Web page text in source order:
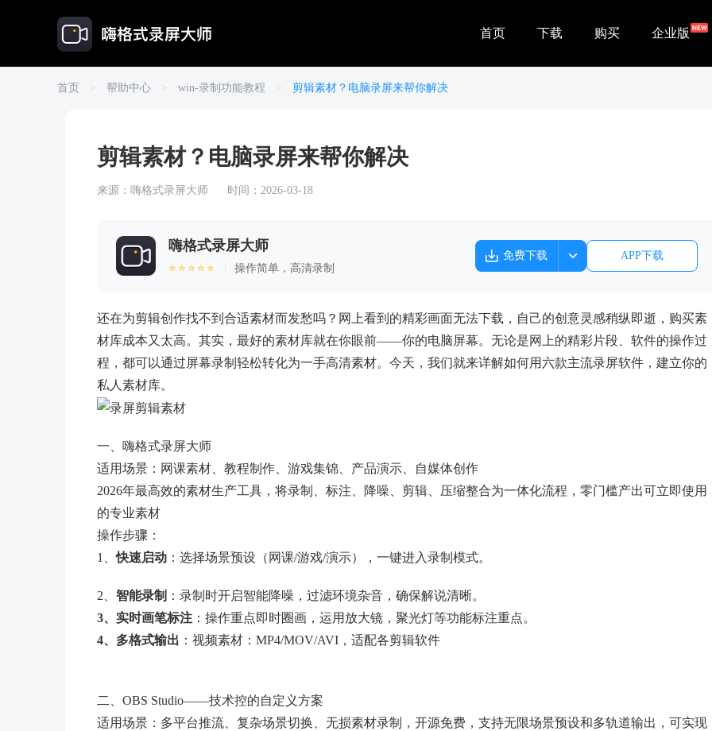
首页 下载 购买 企业版
首页 > 帮助中心 > win-录制功能教程 > 剪辑素材？电脑录屏来帮你解决
剪辑素材？电脑录屏来帮你解决
来源： 嗨格式录屏大师 时间：2026-03-18
嗨格式录屏大师
⭐⭐⭐⭐⭐ 操作简单，高清录制
免费下载 APP下载
还在为剪辑创作找不到合适素材而发愁吗？网上看到的精彩画面无法下载，自己的创意灵感稍纵即逝，购买素
材库成本又太高。其实，最好的素材库就在你眼前——你的电脑屏幕。无论是网上的精彩片段、软件的操作过
程，都可以通过屏幕录制轻松转化为一手高清素材。今天，我们就来详解如何用六款主流录屏软件，建立你的
私人素材库。
一、嗨格式录屏大师
适用场景：网课素材、教程制作、游戏集锦、产品演示、自媒体创作
2026年最高效的素材生产工具，将录制、标注、降噪、剪辑、压缩整合为一体化流程，零门槛产出可立即使用
的专业素材
操作步骤：
1、快速启动 ：选择场景预设（网课/游戏/演示），一键进入录制模式。
2、 智能录制 ：录制时开启智能降噪，过滤环境杂音，确保解说清晰。
3、实时画笔标注 ：操作重点即时圈画，运用放大镜，聚光灯等功能标注重点。
4、多格式输出 ：视频素材：MP4/MOV/AVI，适配各剪辑软件
二、OBS Studio——技术控的自定义方案
适用场景：多平台推流、复杂场景切换、无损素材录制，开源免费，支持无限场景预设和多轨道输出，可实现